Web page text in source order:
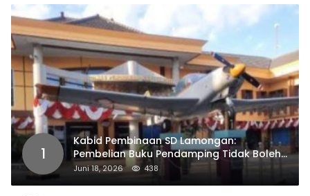
1
Kabid Pembinaan SD Lamongan:
Pembelian Buku Pendamping Tidak Boleh
Dipaksakan
Juni 18, 2026 438